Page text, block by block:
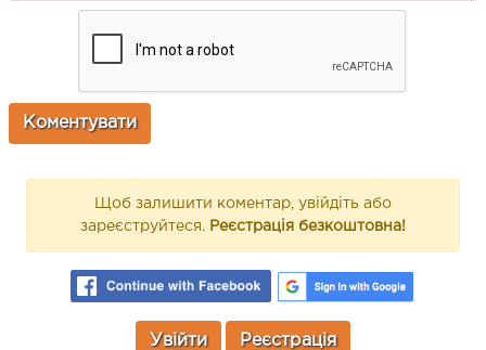
Щоб залишити коментар, увійдіть або
зареєструйтеся. Реєстрація безкоштовна!
Увійти Реєстрація